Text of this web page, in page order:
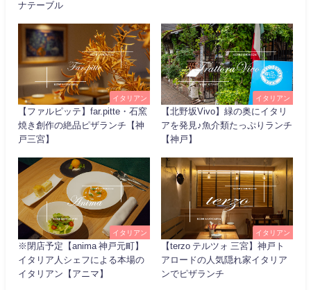
ナテーブル
イタリアン
【ファルピッテ】far.pitte・石窯
焼き創作の絶品ピザランチ【神
戸三宮】
イタリアン
【北野坂Vivo】緑の奥にイタリ
アを発見♪魚介類たっぷりランチ
【神戸】
イタリアン
※閉店予定【anima 神戸元町】
イタリア人シェフによる本場の
イタリアン【アニマ】
イタリアン
【terzo テルツォ 三宮】神戸ト
アロードの人気隠れ家イタリア
ンでピザランチ